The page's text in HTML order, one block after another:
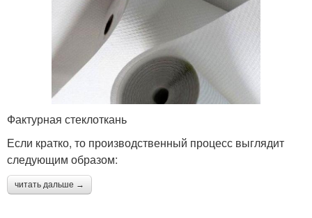
Фактурная стеклоткань
Если кратко, то производственный процесс выглядит
следующим образом:
читать дальше →